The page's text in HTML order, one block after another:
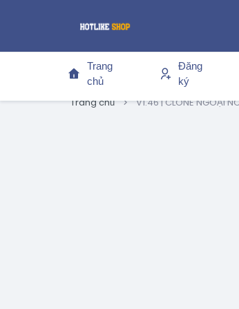
Trang
chủ
Đăng
ký
Trang chủ V1.46 | CLONE NGOẠI